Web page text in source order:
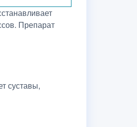
Препарат
суставы,